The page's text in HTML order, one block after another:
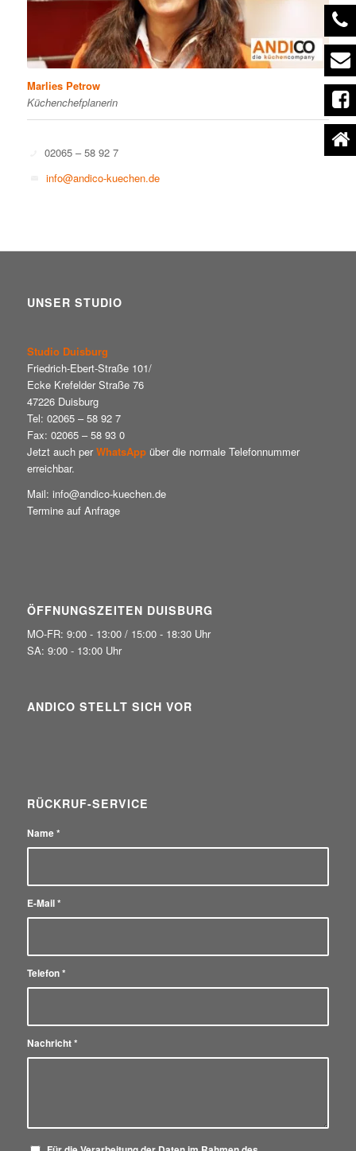
Marlies Petrow
Küchenchefplanerin
02065 – 58 92 7
info@andico-kuechen.de
UNSER STUDIO
Studio Duisburg
Friedrich-Ebert-Straße 101/
Ecke Krefelder Straße 76
47226 Duisburg
Tel: 02065 – 58 92 7
Fax: 02065 – 58 93 0
Jetzt auch perWhatsAppüber die normale Telefonnummer
erreichbar.
Mail: info@andico-kuechen.de
Termine auf Anfrage
ÖFFNUNGSZEITEN DUISBURG
MO-FR: 9:00 - 13:00 / 15:00 - 18:30 Uhr
SA: 9:00 - 13:00 Uhr
ANDICO STELLT SICH VOR
RÜCKRUF-SERVICE
Name*
E-Mail*
Telefon*
Nachricht*